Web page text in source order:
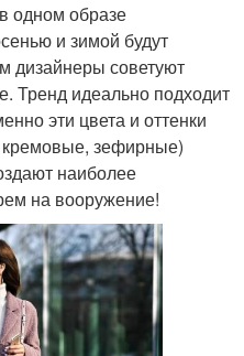
одном образе
и зимой будут
дизайнеры советуют
Тренд идеально подходит
эти цвета и оттенки
зефирные)
наиболее
на вооружение!